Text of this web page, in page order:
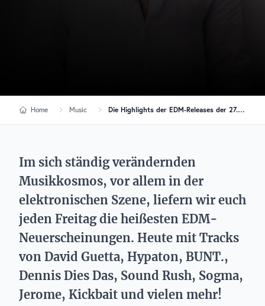
Home Music Die Highlights der EDM-Releases der 27. KW 2025
Im sich ständig verändernden
Musikkosmos, vor allem in der
elektronischen Szene, liefern wir euch
jeden Freitag die heißesten EDM-
Neuerscheinungen. Heute mit Tracks
von David Guetta, Hypaton, BUNT.,
Dennis Dies Das, Sound Rush, Sogma,
Jerome, Kickbait und vielen mehr!